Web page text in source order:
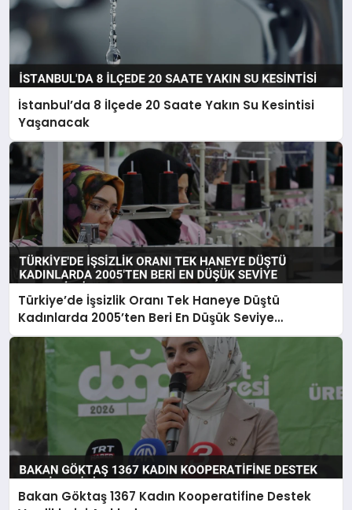
İstanbul’da 8 İlçede 20 Saate Yakın Su Kesintisi
Yaşanacak
Türkiye’de İşsizlik Oranı Tek Haneye Düştü
Kadınlarda 2005’ten Beri En Düşük Seviye
Kaydedildi
Bakan Göktaş 1367 Kadın Kooperatifine Destek